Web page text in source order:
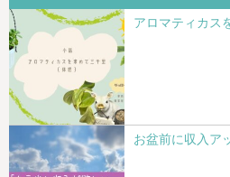
アロマティカス
お盆前に収入ア